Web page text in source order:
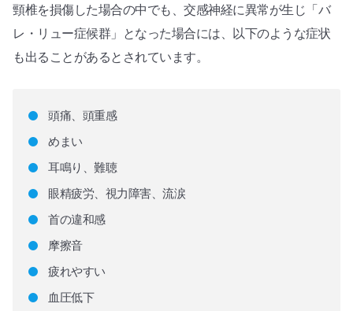
頸椎を損傷した場合の中でも、交感神経に異常が生じ「バ
レ・リュー症候群」となった場合には、以下のような症状
も出ることがあるとされています。
頭痛、頭重感
めまい
耳鳴り、難聴
眼精疲労、視力障害、流涙
首の違和感
摩擦音
疲れやすい
血圧低下